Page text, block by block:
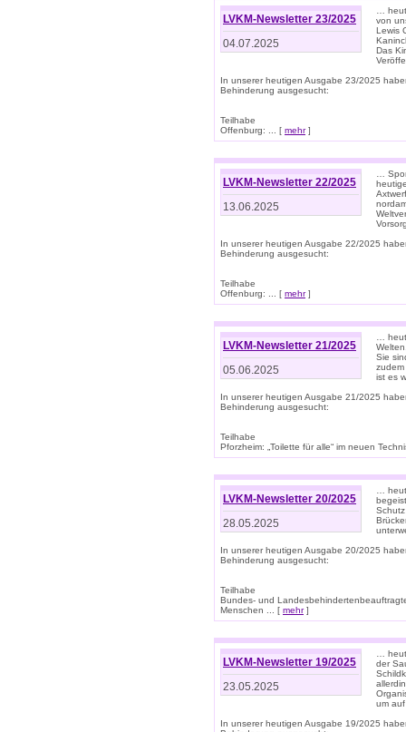
LVKM-Newsletter 23/2025
04.07.2025
…
von
Lewis
Das
In unserer heutigen Ausgabe 23/2025
Behinderung ausgesucht:
Teilhabe
Offenburg: ... [ mehr]
LVKM-Newsletter 22/2025
13.06.2025
…
In unserer heutigen Ausgabe 22/2025
Behinderung ausgesucht:
Teilhabe
Offenburg: ... [ mehr]
LVKM-Newsletter 21/2025
05.06.2025
…
Sie
ist es
In unserer heutigen Ausgabe 21/2025
Behinderung ausgesucht:
Teilhabe
Pforzheim: „Toilette für alle“ im neuen
LVKM-Newsletter 20/2025
28.05.2025
…
In unserer heutigen Ausgabe 20/2025
Behinderung ausgesucht:
Teilhabe
Bundes- und
Menschen ... [ mehr]
LVKM-Newsletter 19/2025
23.05.2025
…
der
um
In unserer heutigen Ausgabe 19/2025